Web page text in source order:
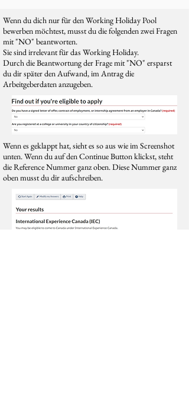
Wenn du dich nur für den Working Holiday Pool
bewerben möchtest, musst du die folgenden zwei Fragen
mit "NO" beantworten.
Sie sind irrelevant für das Working Holiday.
Durch die Beantwortung der Frage mit "NO" ersparst
du dir später den Aufwand, im Antrag die
Arbeitgeberdaten anzugeben.
Wenn es geklappt hat, sieht es so aus wie im Screenshot
unten. Wenn du auf den Continue Button klickst, steht
die Reference Nummer ganz oben. Diese Nummer ganz
oben musst du dir aufschreiben.